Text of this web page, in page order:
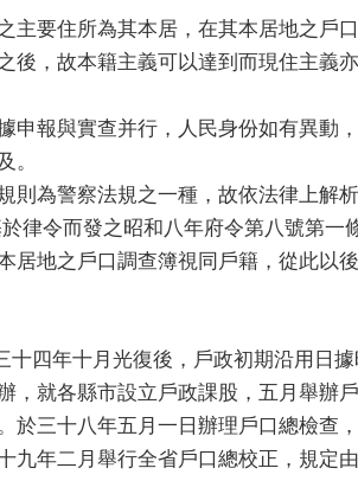
主要住所為其本居，在其本居地之戶
後，故本籍主義可以達到而現住主義
申報與實查并行，人民身份如有異動
。
則為警察法規之一種，故依法律上解
律令而發之昭和八年府令第八號第
地之戶口調查簿視同戶籍，從此以
四年十月光復後，戶政初期沿用日
，就各縣市設立戶政課股，五月舉辦
於三十八年五月一日辦理戶口總檢查
九年二月舉行全省戶口總校正，規定